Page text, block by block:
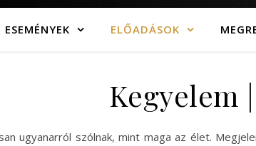
ESEMÉNYEK ELŐADÁSOK
Kegyelem
ugyanarról szólnak, mint maga az élet.